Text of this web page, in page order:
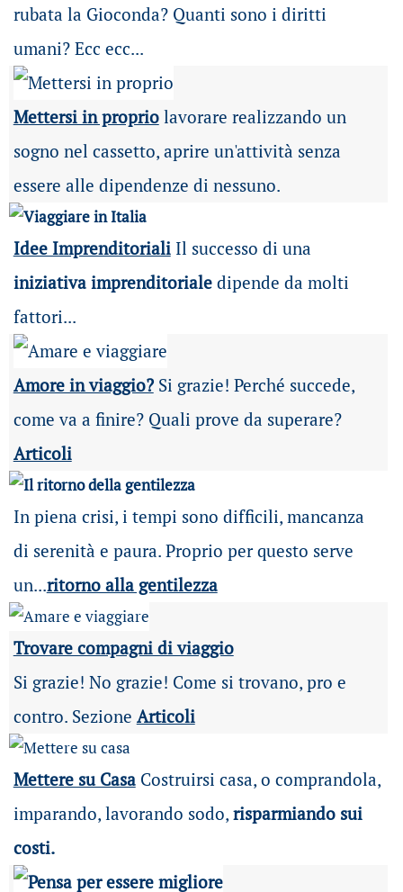
rubata la Gioconda? Quanti sono i diritti
umani? Ecc ecc...
Mettersi in propriolavorare realizzando un
sogno nel cassetto, aprire un'attività senza
essere alle dipendenze di nessuno.
Idee ImprenditorialiIl successo di una
iniziativa imprenditorialedipende da molti
fattori...
Amore in viaggio?Si grazie! Perché succede,
come va a finire? Quali prove da superare?
Articoli
In piena crisi, i tempi sono difficili, mancanza
di serenità e paura. Proprio per questo serve
un...ritorno alla gentilezza
Trovare compagni di viaggio
Si grazie! No grazie! Come si trovano, pro e
contro. Sezione Articoli
Mettere su Casa Costruirsi casa, o comprandola,
imparando, lavorando sodo, risparmiando sui
costi.